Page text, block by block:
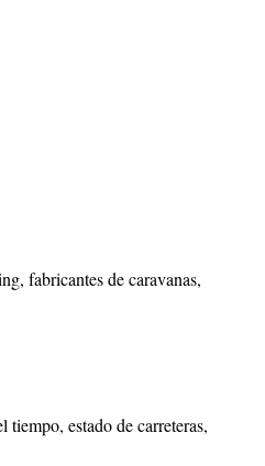
fabricantes de caravanas,
estado de carreteras,